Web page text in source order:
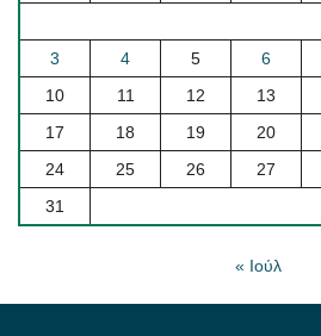
3
4 5 6
10
11 12 13
17
18 19 20
24
25 26 27
31
« Ιούλ